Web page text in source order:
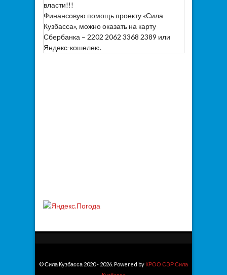
власти!!!
Финансовую помощь проекту «Сила
Кузбасса», можно оказать на карту
Сбербанка – 2202 2062 3368 2389 или
Яндекс-кошелек:.
© Сила Кузбасса 2020 - 2026. Powered by КРОО СЭР Сила